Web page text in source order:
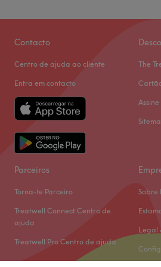
Lumina Hair Studio - Quarteira
para cuidar de si e desfrutar duma
inolvidável!
Transporte público mais próximo
A 3 minutos a pé da paragem de
Gonçalo Velho.
A equipa
Uma equipa qualificada e
suas áreas de atuação.
O que mais gostamos
Ambiente: acolhedor e tranquilo.
Marcas e produtos utilizados:
Extras:
Contacto
Centro de ajuda ao cliente
Entra em contacto
The
Parceiros
Torna-te Parceiro
Treatwell Connect Centro de
ajuda
Treatwell Pro Centro de ajuda
Sobre
Legal